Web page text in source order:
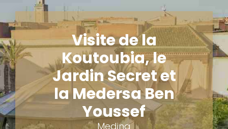
Visite de la
Koutoubia, le
Jardin Secret et
la Medersa Ben
Youssef
Medina